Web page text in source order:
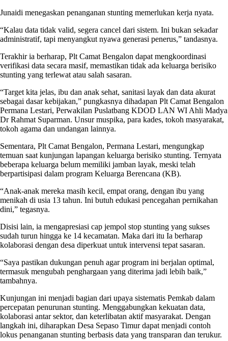
Junaidi menegaskan penanganan stunting memerlukan kerja nyata.
“Kalau data tidak valid, segera cancel dari sistem. Ini bukan sekadar
administratif, tapi menyangkut nyawa generasi penerus,” tandasnya.
Terakhir ia berharap, Plt Camat Bengalon dapat mengkoordinasi
verifikasi data secara masif, memastikan tidak ada keluarga berisiko
stunting yang terlewat atau salah sasaran.
“Target kita jelas, ibu dan anak sehat, sanitasi layak dan data akurat
sebagai dasar kebijakan,” pungkasnya dihadapan Plt Camat Bengalon
Permana Lestari, Perwakilan Puslatbang KDOD LAN WI Ahli Madya
Dr Rahmat Suparman. Unsur muspika, para kades, tokoh masyarakat,
tokoh agama dan undangan lainnya.
Sementara, Plt Camat Bengalon, Permana Lestari, mengungkap
temuan saat kunjungan lapangan keluarga berisiko stunting. Ternyata
beberapa keluarga belum memiliki jamban layak, meski telah
berpartisipasi dalam program Keluarga Berencana (KB).
“Anak-anak mereka masih kecil, empat orang, dengan ibu yang
menikah di usia 13 tahun. Ini butuh edukasi pencegahan pernikahan
dini,” tegasnya.
Disisi lain, ia mengapresiasi cap jempol stop stunting yang sukses
sudah turun hingga ke 14 kecamatan. Maka dari itu Ia berharap
kolaborasi dengan desa diperkuat untuk intervensi tepat sasaran.
“Saya pastikan dukungan penuh agar program ini berjalan optimal,
termasuk mengubah penghargaan yang diterima jadi lebih baik,”
tambahnya.
Kunjungan ini menjadi bagian dari upaya sistematis Pemkab dalam
percepatan penurunan stunting. Menggabungkan kekuatan data,
kolaborasi antar sektor, dan keterlibatan aktif masyarakat. Dengan
langkah ini, diharapkan Desa Sepaso Timur dapat menjadi contoh
lokus penanganan stunting berbasis data yang transparan dan terukur.